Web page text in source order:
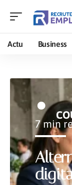
Actu Business
7 min